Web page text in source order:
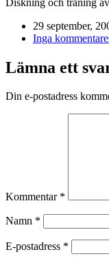
29 september,
Inga
Lämna ett
Din e-postadress
Kommentar *
Namn *
E-postadress *